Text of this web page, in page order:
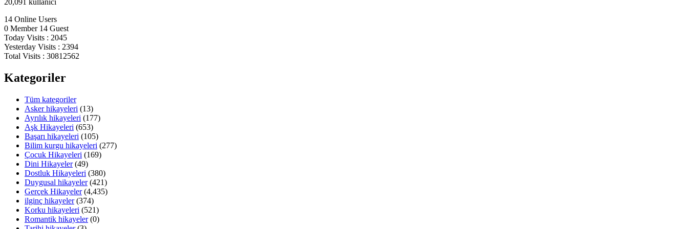
14 Online Users
0 Member 14 Guest
Today Visits : 2045
Yesterday Visits : 2394
Total Visits : 30812562
Kategoriler
Tüm kategoriler
Asker hikayeleri (13)
Ayrılık hikayeleri (177)
Aşk Hikayeleri (653)
Başarı hikayeleri (105)
Bilim kurgu hikayeleri (277)
Çocuk Hikayeleri (169)
Dini Hikayeler (49)
Dostluk Hikayeleri (380)
Duygusal hikayeler (421)
Gerçek Hikayeler (4,435)
ilginç hikayeler (374)
Korku hikayeleri (521)
Romantik hikayeler (0)